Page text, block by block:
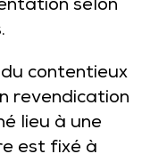
selon
contentieux
revendication
lieu à une
est fixé à